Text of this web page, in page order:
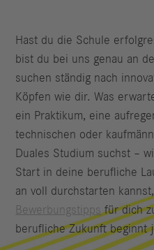
Hast du die Schule
bist du bei uns genau an
suchen ständig nach
Köpfen wie dir. Was
ein Praktikum, eine
technischen oder
Duales Studium suchst –
Start in deine berufliche
an voll durchstarten
Bewerbungstippsfür dich
berufliche Zukunft beginnt